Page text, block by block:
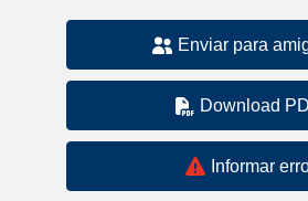
Enviar para
Download
Informar